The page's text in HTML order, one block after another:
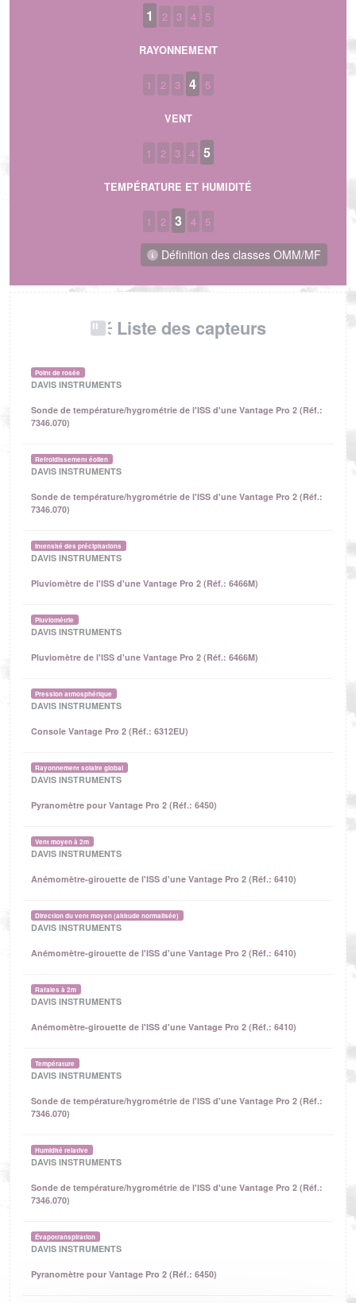
1 2 3 4 5
RAYONNEMENT
1 2 3 4 5
VENT
1 2 3 4 5
TEMPÉRATURE ET HUMIDITÉ
1 2 3 4 5
Définition des classes OMM/MF
Liste des capteurs
Point de rosée
DAVIS INSTRUMENTS
Sonde de température/hygrométrie de l'ISS d'une Vantage Pro 2 (Réf.:
7346.070)
Refroidissement éolien
DAVIS INSTRUMENTS
Sonde de température/hygrométrie de l'ISS d'une Vantage Pro 2 (Réf.:
7346.070)
Intensité des précipitations
DAVIS INSTRUMENTS
Pluviomètre de l'ISS d'une Vantage Pro 2 (Réf.: 6466M)
Pluviométrie
DAVIS INSTRUMENTS
Pluviomètre de l'ISS d'une Vantage Pro 2 (Réf.: 6466M)
Pression atmosphérique
DAVIS INSTRUMENTS
Console Vantage Pro 2 (Réf.: 6312EU)
Rayonnement solaire global
DAVIS INSTRUMENTS
Pyranomètre pour Vantage Pro 2 (Réf.: 6450)
Vent moyen à 2m
DAVIS INSTRUMENTS
Anémomètre-girouette de l'ISS d'une Vantage Pro 2 (Réf.: 6410)
Direction du vent moyen (altitude normalisée)
DAVIS INSTRUMENTS
Anémomètre-girouette de l'ISS d'une Vantage Pro 2 (Réf.: 6410)
Rafales à 2m
DAVIS INSTRUMENTS
Anémomètre-girouette de l'ISS d'une Vantage Pro 2 (Réf.: 6410)
Température
DAVIS INSTRUMENTS
Sonde de température/hygrométrie de l'ISS d'une Vantage Pro 2 (Réf.:
7346.070)
Humidité relative
DAVIS INSTRUMENTS
Sonde de température/hygrométrie de l'ISS d'une Vantage Pro 2 (Réf.:
7346.070)
Évapotranspiration
DAVIS INSTRUMENTS
Pyranomètre pour Vantage Pro 2 (Réf.: 6450)